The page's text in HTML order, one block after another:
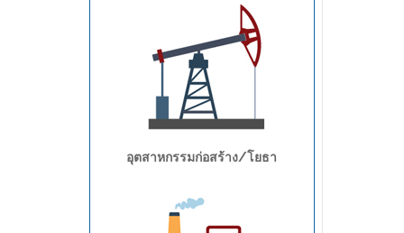
อุตสาหกรรมก่อสร้าง/โยธา